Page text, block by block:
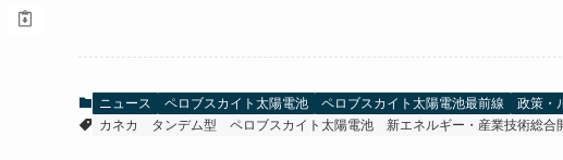
ニュース ペロブスカイト太陽電池 ペロブスカイト太陽電池最前線 政策・
カネカ
タンデム型 ペロブスカイト太陽電池 新エネルギー・産業技術総合